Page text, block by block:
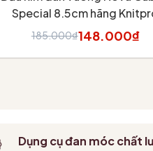
Special 8.5cm hãng
185.000₫148.000₫
Dụng cụ đan móc chất